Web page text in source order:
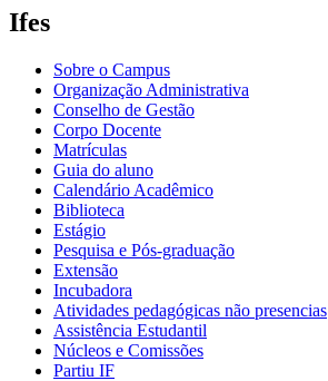
Ifes
Sobre o Campus
Organização Administrativa
Conselho de Gestão
Corpo Docente
Matrículas
Guia do aluno
Calendário Acadêmico
Biblioteca
Estágio
Pesquisa e Pós-graduação
Extensão
Incubadora
Atividades pedagógicas não presencias
Assistência Estudantil
Núcleos e Comissões
Partiu IF